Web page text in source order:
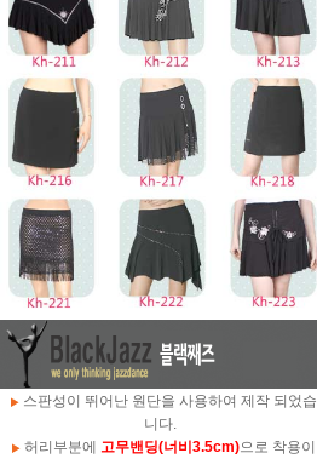
스판성이 뛰어난 원단을 사용하여 제작 되었습
니다.
허리부분에 고무밴딩(너비3.5cm)으로 착용이